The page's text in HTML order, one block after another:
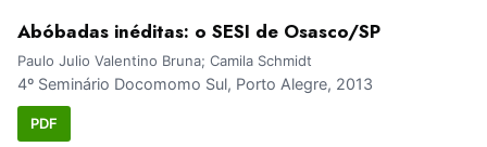
Abóbadas inéditas: o SESI de Osasco/SP
Paulo Julio Valentino Bruna; Camila Schmidt
4º Seminário Docomomo Sul, Porto Alegre, 2013
PDF